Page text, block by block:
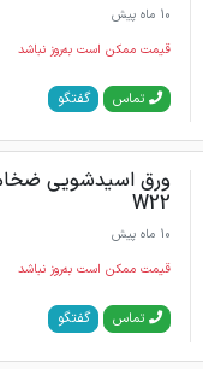
10 ماه پیش
قیمت ممکن است به‌روز نباشد
تماس گفتگو
W22
10 ماه پیش
قیمت ممکن است به‌روز نباشد
تماس گفتگو